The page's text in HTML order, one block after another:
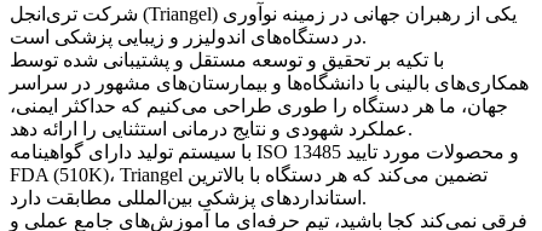
همکاری‌های بالینی با دانشگاه‌ها و بیمارستان‌های مشهور در سراسر
جهان، ما هر دستگاه را طوری طراحی می‌کنیم که حداکثر ایمنی،
عملکرد شهودی و نتایج درمانی استثنایی را ارائه دهد.
با سیستم تولید دارای گواهینامه ISO 13485 و محصولات مورد تایید
FDA (510K)، Triangel تضمین می‌کند که هر دستگاه با بالاترین
استانداردهای پزشکی بین‌المللی مطابقت دارد.
فرقی نمی‌کند کجا باشید، تیم حرفه‌ای ما آموزش‌های جامع عملی و
پشتیبانی پس از فروش اختصاصی را ارائه می‌دهد و موفقیت شما را
از روز اول تضمین می‌کند.
قدرت نوآوری را با Triangel - شریک مورد اعتماد شما در زیبایی